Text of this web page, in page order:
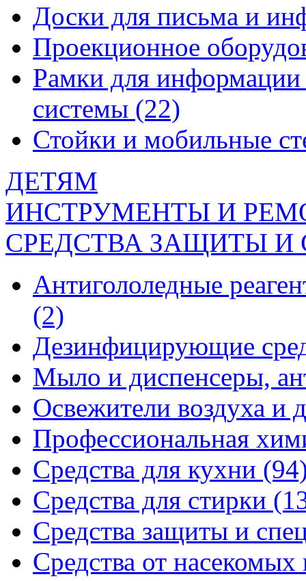
Доски для письма и
Проекционное
Рамки для
системы (22)
Стойки и мобильные
ДЕТЯМ
ИНСТРУМЕНТЫ И
СРЕДСТВА ЗАЩИТЫ
Антигололедные
(2)
Дезинфицирующие
Мыло и диспенсеры,
Освежители воздуха и
Профессиональная
Средства для кухни
Средства для стирки
Средства защиты и
Средства от